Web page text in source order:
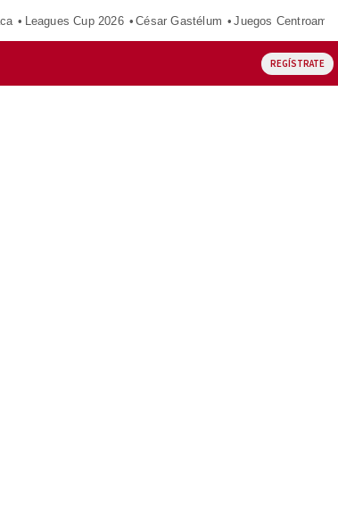
Leagues Cup 2026 César Gastélum Juegos
REGÍSTRATE